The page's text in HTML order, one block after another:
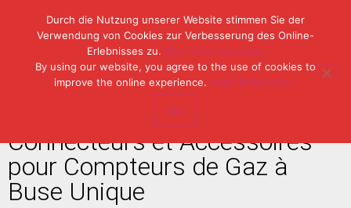
Tel: (49) 07153 / 970 11-0
Fax: (49) 07153 / 382 33
Connecteurs et Accessoires
pour Compteurs de Gaz à
Buse Unique
Durch die Nutzung unserer Website stimmen Sie der
Verwendung von Cookies zur Verbesserung des Online-
Erlebnisses zu. Mehr Informationen.
By using our website, you agree to the use of cookies to
improve the online experience. More Information.
OK